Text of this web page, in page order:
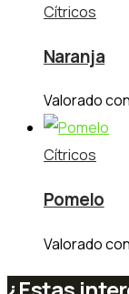
Cítricos
Naranja
Valorado con
Cítricos
Pomelo
Valorado con